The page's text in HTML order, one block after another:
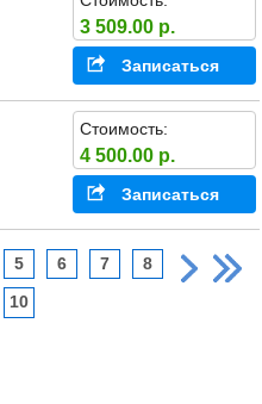
3 509.00 р.
Записаться
Стоимость:
4 500.00 р.
Записаться
5 6 7 8
10